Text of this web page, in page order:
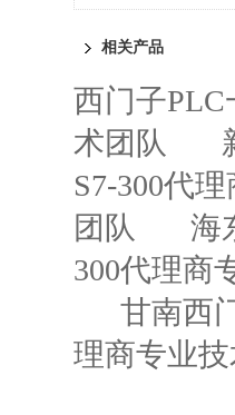
相关产品
西门子
术团队
S7-300代
团队
海
300代理商
甘南西
理商专业